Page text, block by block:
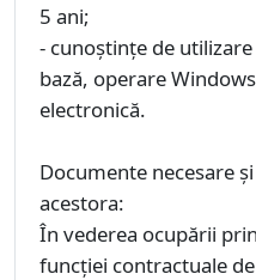
5 ani;
- cunoștințe de
bază, operare
electronică.
Documente necesare
acestora:
În vederea ocupării
funcției contractuale